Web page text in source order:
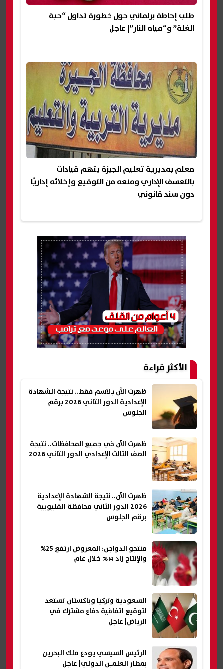
طلب إحاطة برلماني حول خطورة تداول “حبة
الغلة” و“مياه النار”| عاجل
معلم بمديرية تعليم الجيزة يتهم قيادات
بالتعسف الإداري ومنعه من التوقيع وإخلائه إداريًا
دون سند قانوني
الأكثر قراءة
ظهرت الآن بالاسم فقط.. نتيجة الشهادة
الإعدادية الدور الثاني 2026 برقم
الجلوس
ظهرت الآن في جميع المحافظات.. نتيجة
الصف الثالث الإعدادي الدور الثاني 2026
ظهرت الآن.. نتيجة الشهادة الإعدادية
2026 الدور الثاني محافظة القليوبية
برقم الجلوس
منتجو الدواجن: المعروض ارتفع 25%
والإنتاج زاد 14% خلال عام
السعودية وتركيا وباكستان تستعد
لتوقيع اتفاقية دفاع مشترك في
الرياض| عاجل
الرئيس السيسي يودع ملك البحرين
بمطار العلمين الدولي| عاجل